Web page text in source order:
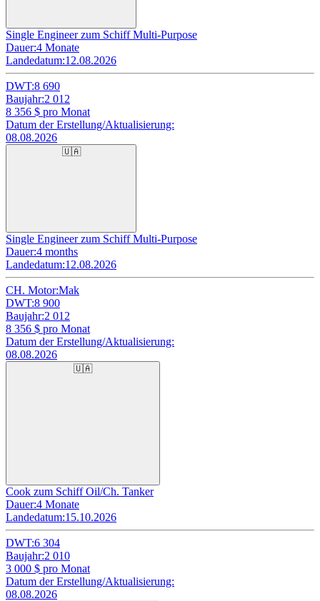
Single Engineer zum Schiff Multi-Purpose
Dauer:4 Monate
Landedatum:12.08.2026
DWT:8 690
Baujahr:2 012
8 356 $ pro Monat
Datum der Erstellung/Aktualisierung:
08.08.2026
🇺🇦
Single Engineer zum Schiff Multi-Purpose
Dauer:4 months
Landedatum:12.08.2026
CH. Motor:Mak
DWT:8 900
Baujahr:2 012
8 356 $ pro Monat
Datum der Erstellung/Aktualisierung:
08.08.2026
🇺🇦
Cook zum Schiff Oil/Ch. Tanker
Dauer:4 Monate
Landedatum:15.10.2026
DWT:6 304
Baujahr:2 010
3 000 $ pro Monat
Datum der Erstellung/Aktualisierung:
08.08.2026